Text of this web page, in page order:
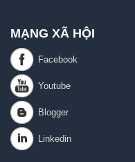
MẠNG XÃ HỘI